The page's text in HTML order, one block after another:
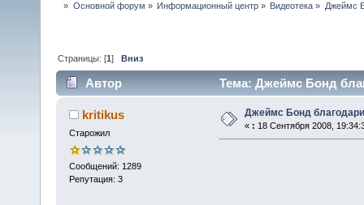
» Основной форум » Информационный центр» Видеотека » Джеймс
Страницы: [1]Вниз
Автор Тема: Джеймс Бонд
kritikus
Старожил
Сообщений: 1289
Репутация: 3
Джеймс Бонд
« : 18 Сентября 2008,